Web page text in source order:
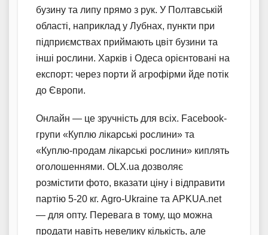
бузину та липу прямо з рук. У Полтавській
області, наприклад у Лубнах, пункти при
підприємствах приймають цвіт бузини та
інші рослини. Харків і Одеса орієнтовані на
експорт: через порти й агрофірми йде потік
до Європи.
Онлайн — це зручність для всіх. Facebook-
групи «Куплю лікарські рослини» та
«Куплю-продам лікарські рослини» киплять
оголошеннями. OLX.ua дозволяє
розмістити фото, вказати ціну і відправити
партію 5-20 кг. Agro-Ukraine та APKUA.net
— для опту. Перевага в тому, що можна
продати навіть невелику кількість, але